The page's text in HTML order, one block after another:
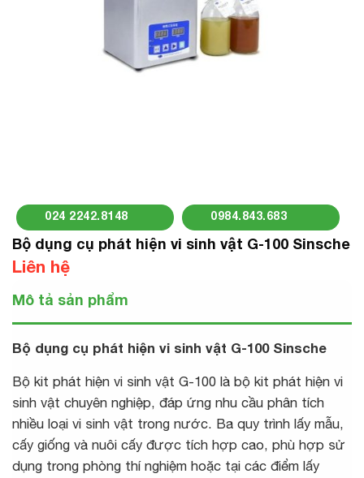
024 2242.8148 0984.843.683
Bộ dụng cụ phát hiện vi sinh vật G-100 Sinsche
Liên hệ
Mô tả sản phẩm
Bộ dụng cụ phát hiện vi sinh vật G-100 Sinsche
Bộ kit phát hiện vi sinh vật G-100 là bộ kit phát hiện vi
sinh vật chuyên nghiệp, đáp ứng nhu cầu phân tích
nhiều loại vi sinh vật trong nước. Ba quy trình lấy mẫu,
cấy giống và nuôi cấy được tích hợp cao, phù hợp sử
dụng trong phòng thí nghiệm hoặc tại các điểm lấy